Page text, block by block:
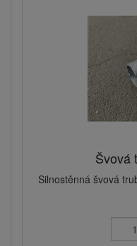
Švová
Silnostěnná švová